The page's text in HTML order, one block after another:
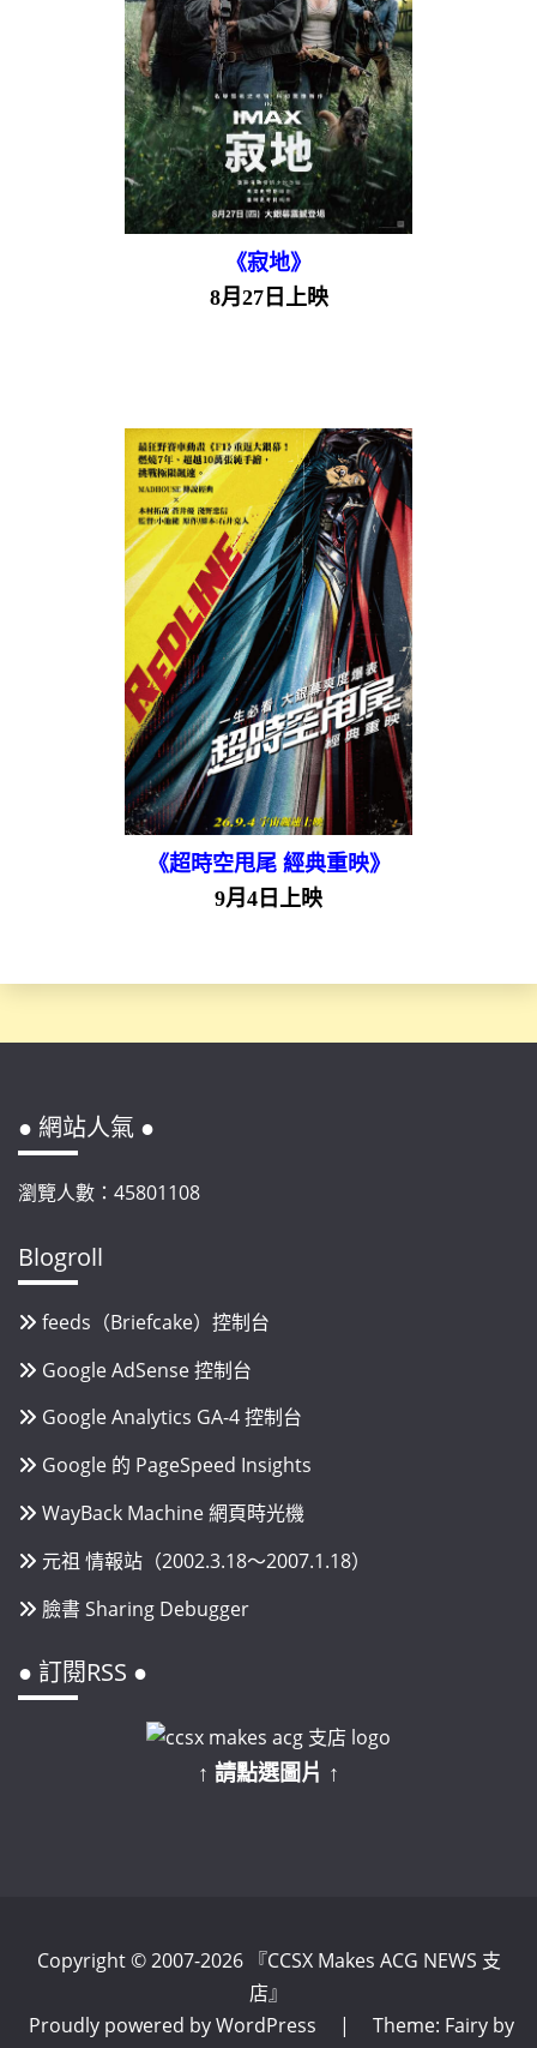
《寂地》
8月27日上映
《超時空甩尾 經典重映》
9月4日上映
● 網站人氣 ●
瀏覽人數：45801108
Blogroll
feeds（Briefcake）控制台
Google AdSense 控制台
Google Analytics GA-4 控制台
Google 的 PageSpeed Insights
WayBack Machine 網頁時光機
元祖 情報站（2002.3.18～2007.1.18）
臉書 Sharing Debugger
● 訂閱RSS ●
↑ 請點選圖片 ↑
Copyright © 2007-2026 『CCSX Makes ACG NEWS 支
店』
Proudly powered by WordPress
|
Theme: Fairy by